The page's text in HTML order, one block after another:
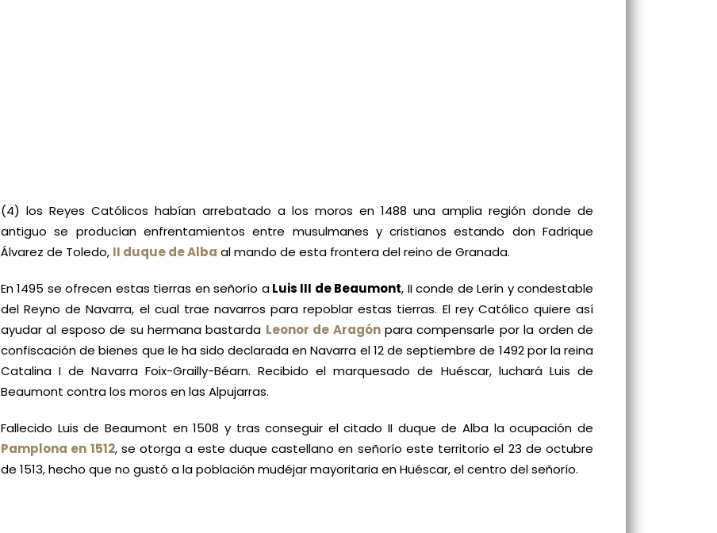
(4) los Reyes Católicos habían arrebatado a los moros en 1488 una amplia región donde de
antiguo se producían enfrentamientos entre musulmanes y cristianos estando don Fadrique
Álvarez de Toledo, II duque de Alba al mando de esta frontera del reino de Granada.
En 1495 se ofrecen estas tierras en señorío aLuis III de Beaumont, II conde de Lerín y condestable
del Reyno de Navarra, el cual trae navarros para repoblar estas tierras. El rey Católico quiere así
ayudar al esposo de su hermana bastarda Leonor de Aragónpara compensarle por la orden de
confiscación de bienes que le ha sido declarada en Navarra el 12 de septiembre de 1492 por la reina
Catalina I de Navarra Foix-Grailly-Béarn. Recibido el marquesado de Huéscar, luchará Luis de
Beaumont contra los moros en las Alpujarras.
Fallecido Luis de Beaumont en 1508 y tras conseguir el citado II duque de Alba la ocupación de
Pamplona en 1512, se otorga a este duque castellano en señorío este territorio el 23 de octubre
de 1513, hecho que no gustó a la población mudéjar mayoritaria en Huéscar, el centro del señorío.